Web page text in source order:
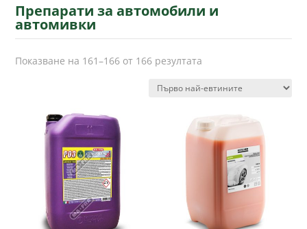
Препарати за автомобили и
автомивки
Показване на 161–166 от 166 резултата
price:
to
high